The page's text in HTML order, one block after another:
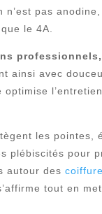
pas
le 4A.
ainsi avec
les pointes,
plébiscités pour
autour des
tout en